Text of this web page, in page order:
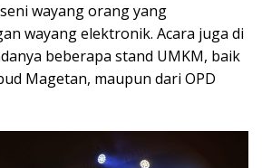
wayang orang yang
wayang elektronik. Acara juga di
beberapa stand UMKM, baik
Magetan, maupun dari OPD